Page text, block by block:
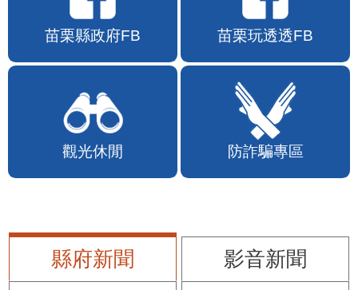
苗栗縣政府FB 苗栗玩透透FB
觀光休閒 防詐騙專區
縣府新聞
影音新聞